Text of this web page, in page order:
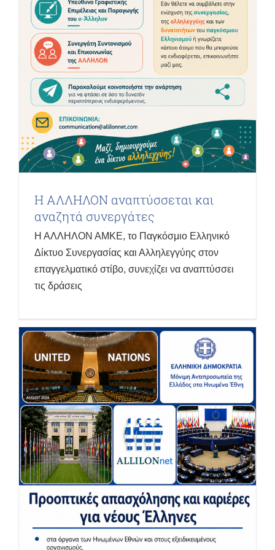
Η ΑΛΛΗΛΟΝ αναπτύσσεται και
αναζητά συνεργάτες
Η ΑΛΛΗΛΟΝ ΑΜΚΕ, το Παγκόσμιο Ελληνικό
Δίκτυο Συνεργασίας και Αλληλεγγύης στον
επαγγελματικό στίβο, συνεχίζει να αναπτύσσει
τις δράσεις